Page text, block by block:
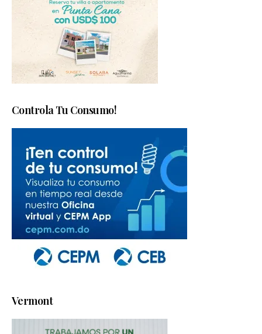
Controla Tu Consumo!
Vermont